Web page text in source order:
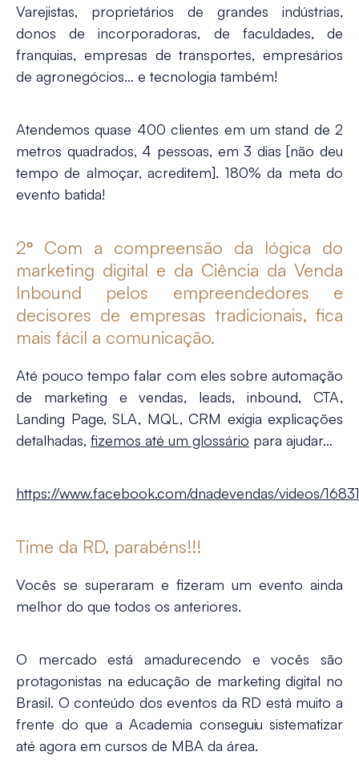
Varejistas, proprietários de grandes indústrias,
donos de incorporadoras, de faculdades, de
franquias, empresas de transportes, empresários
de agronegócios… e tecnologia também!
Atendemos quase 400 clientes em um stand de 2
metros quadrados, 4 pessoas, em 3 dias [não deu
tempo de almoçar, acreditem]. 180% da meta do
evento batida!
2º Com a compreensão da lógica do
marketing digital e da Ciência da Venda
Inbound pelos empreendedores e
decisores de empresas tradicionais, fica
mais fácil a comunicação.
Até pouco tempo falar com eles sobre automação
de marketing e vendas, leads, inbound, CTA,
Landing Page, SLA, MQL, CRM exigia explicações
detalhadas, fizemos até um glossário para ajudar…
https://www.facebook.com/dnadevendas/videos/
Time da RD, parabéns!!!
Vocês se superaram e fizeram um evento ainda
melhor do que todos os anteriores.
O mercado está amadurecendo e vocês são
protagonistas na educação de marketing digital no
Brasil. O conteúdo dos eventos da RD está muito a
frente do que a Academia conseguiu sistematizar
até agora em cursos de MBA da área.